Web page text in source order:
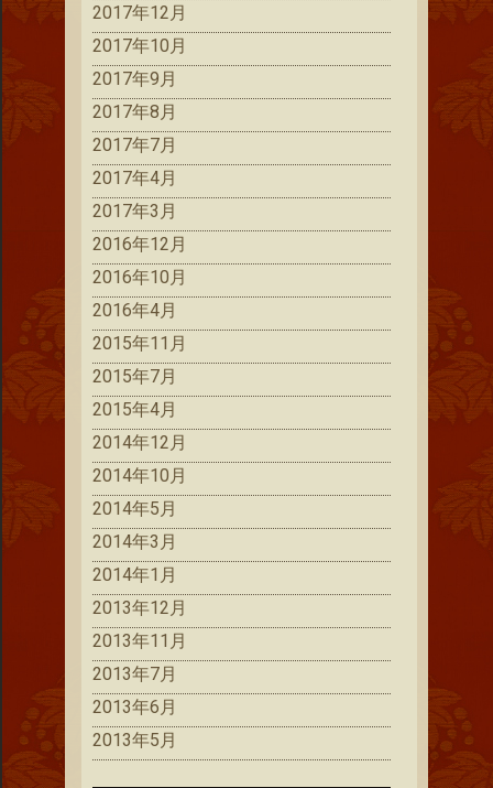
2017年12月
2017年10月
2017年9月
2017年8月
2017年7月
2017年4月
2017年3月
2016年12月
2016年10月
2016年4月
2015年11月
2015年7月
2015年4月
2014年12月
2014年10月
2014年5月
2014年3月
2014年1月
2013年12月
2013年11月
2013年7月
2013年6月
2013年5月